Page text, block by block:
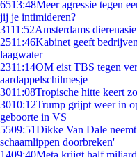
6513:48Meer agressie tegen
jij je intimideren?
3111:52Amsterdams
2511:46Kabinet geeft
laagwater
2311:14OM eist TBS tegen
aardappelschilmesje
3011:08Tropische hitte keert
3010:12Trump grijpt weer in
geboorte in VS
5509:51Dikke Van Dale
schaamlippen doorbreken'
1409:40Meta krijgt half